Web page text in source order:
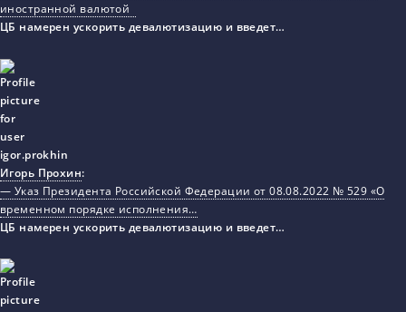
иностранной валютой
ЦБ намерен ускорить девалютизацию и введет…
Игорь Прохин:
— Указ Президента Российской Федерации от 08.08.2022 № 529 «О
временном порядке исполнения…
ЦБ намерен ускорить девалютизацию и введет…